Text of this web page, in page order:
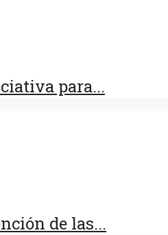
para...
de las...